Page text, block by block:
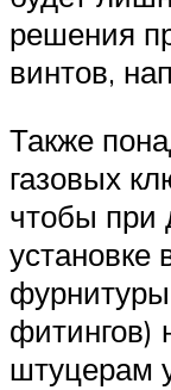
решения
винтов,
Также
газовых
чтобы при
установке
фитингов)
штуцерам